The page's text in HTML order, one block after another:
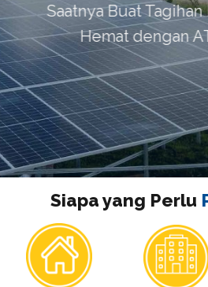
Saatnya Buat
Hemat dengan
Siapa yang Perlu